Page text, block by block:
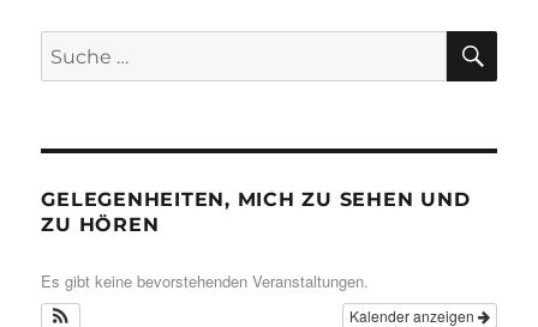
Suche
nach:
GELEGENHEITEN, MICH ZU SEHEN UND
ZU HÖREN
Es gibt keine bevorstehenden Veranstaltungen.
Kalender anzeigen